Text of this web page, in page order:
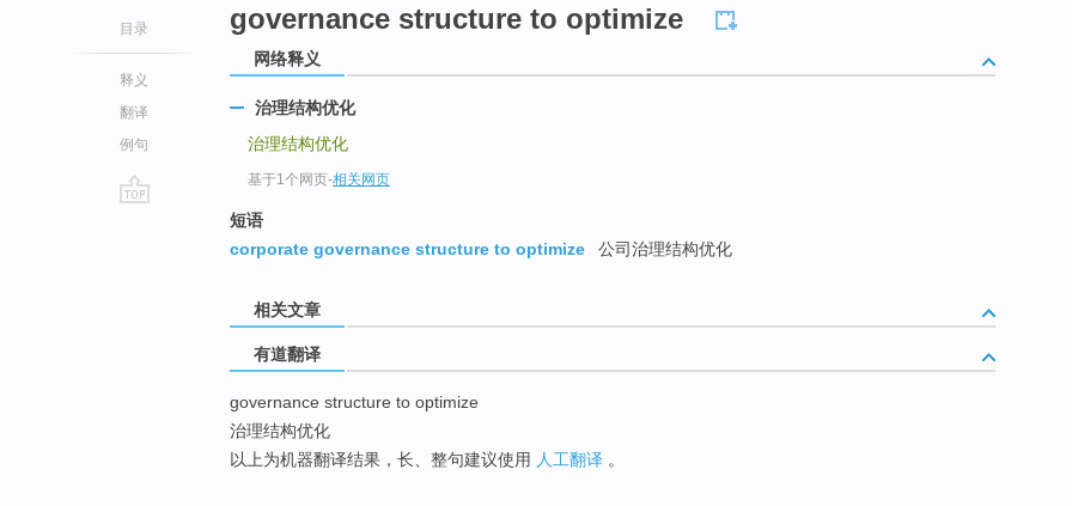
目录
释义
翻译
例句
governance structure to optimize
网络释义
治理结构优化
治理结构优化
基于1个网页-相关网页
短语
corporate governance structure to optimize
公司治理结构优化
相关文章
有道翻译
governance structure to optimize
治理结构优化
以上为机器翻译结果，长、整句建议使用 人工翻译 。